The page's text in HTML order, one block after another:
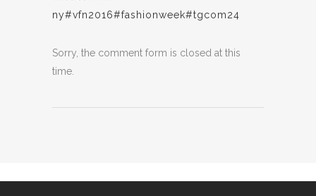
ny#vfn2016#fashionweek#tgcom24
Sorry, the comment form is closed at this
time.